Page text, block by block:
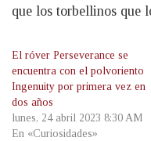
que los torbellinos que
El róver Perseverance se
encuentra con el polvoriento
Ingenuity por primera vez en
dos años
lunes, 24 abril 2023 8:30 AM
En «Curiosidades»